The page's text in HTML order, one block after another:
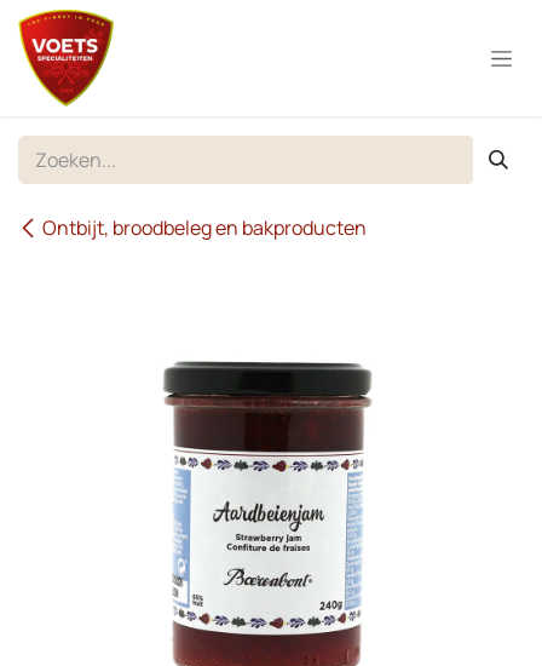
Overslaan naar inhoud
Ontbijt, broodbeleg en bakproducten